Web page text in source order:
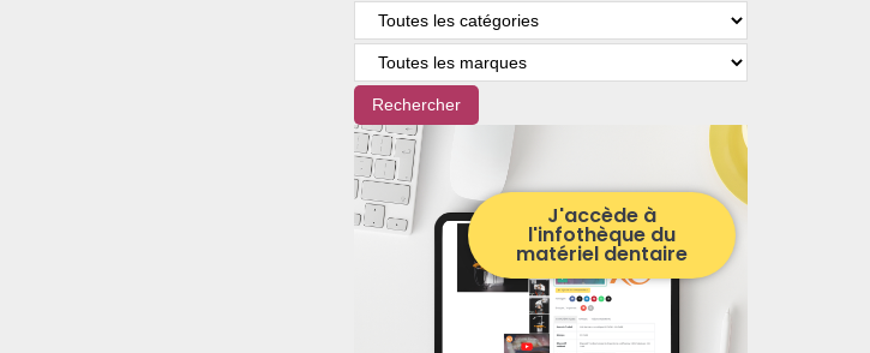
Rechercher
J'accède à
l'infothèque du
matériel dentaire